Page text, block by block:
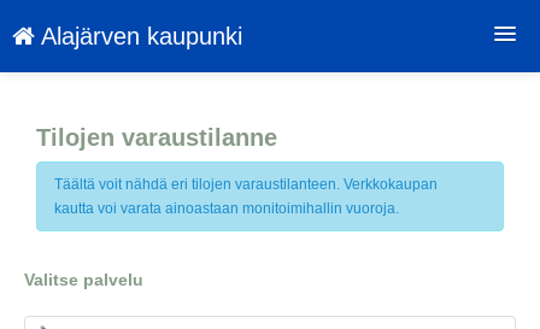
Alajärven kaupunki
Toimitusehdot ja tietosuojaseloste
Alajärven Kaupunki
Kieli: FI
Tilojen varaustilanne
Täältä voit nähdä eri tilojen varaustilanteen. Verkkokaupan
kautta voi varata ainoastaan monitoimihallin vuoroja.
Valitse palvelu